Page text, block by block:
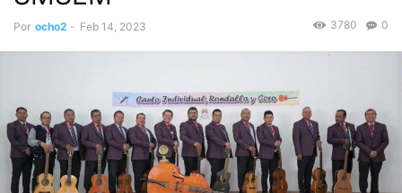
Por ocho2 - Feb 14, 2023 0
3780